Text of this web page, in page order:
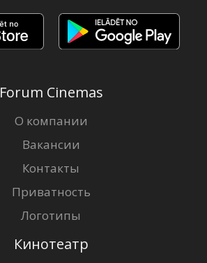
Forum Cinemas
О компании
Вакансии
Контакты
Приватность
Логотипы
Кинотеатр